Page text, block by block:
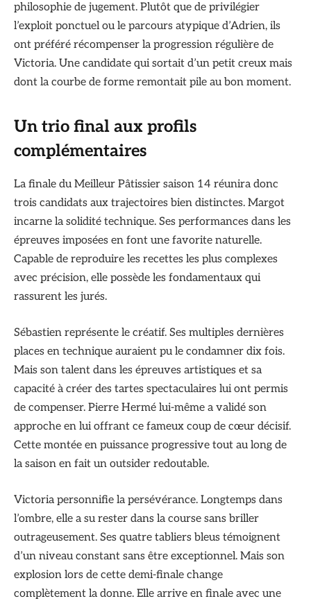
philosophie de jugement. Plutôt que de privilégier
l’exploit ponctuel ou le parcours atypique d’Adrien, ils
ont préféré récompenser la progression régulière de
Victoria. Une candidate qui sortait d’un petit creux mais
dont la courbe de forme remontait pile au bon moment.
Un trio final aux profils
complémentaires
La finale du Meilleur Pâtissier saison 14 réunira donc
trois candidats aux trajectoires bien distinctes. Margot
incarne la solidité technique. Ses performances dans les
épreuves imposées en font une favorite naturelle.
Capable de reproduire les recettes les plus complexes
avec précision, elle possède les fondamentaux qui
rassurent les jurés.
Sébastien représente le créatif. Ses multiples dernières
places en technique auraient pu le condamner dix fois.
Mais son talent dans les épreuves artistiques et sa
capacité à créer des tartes spectaculaires lui ont permis
de compenser. Pierre Hermé lui-même a validé son
approche en lui offrant ce fameux coup de cœur décisif.
Cette montée en puissance progressive tout au long de
la saison en fait un outsider redoutable.
Victoria personnifie la persévérance. Longtemps dans
l’ombre, elle a su rester dans la course sans briller
outrageusement. Ses quatre tabliers bleus témoignent
d’un niveau constant sans être exceptionnel. Mais son
explosion lors de cette demi-finale change
complètement la donne. Elle arrive en finale avec une